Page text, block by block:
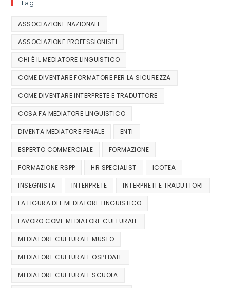
Tag
ASSOCIAZIONE NAZIONALE
ASSOCIAZIONE PROFESSIONISTI
CHI È IL MEDIATORE LINGUISTICO
COME DIVENTARE FORMATORE PER LA SICUREZZA
COME DIVENTARE INTERPRETE E TRADUTTORE
COSA FA MEDIATORE LINGUISTICO
DIVENTA MEDIATORE PENALE ENTI
ESPERTO COMMERCIALE FORMAZIONE
FORMAZIONE RSPP HR SPECIALIST ICOTEA
INSEGNISTA INTERPRETE INTERPRETI E TRADUTTORI
LA FIGURA DEL MEDIATORE LINGUISTICO
LAVORO COME MEDIATORE CULTURALE
MEDIATORE CULTURALE MUSEO
MEDIATORE CULTURALE OSPEDALE
MEDIATORE CULTURALE SCUOLA